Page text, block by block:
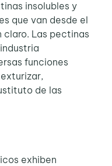
insolubles y
que van desde el
claro. Las pectinas
funciones
de las
exhiben